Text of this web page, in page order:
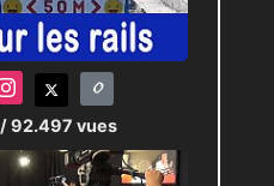
/ 92.497 vues